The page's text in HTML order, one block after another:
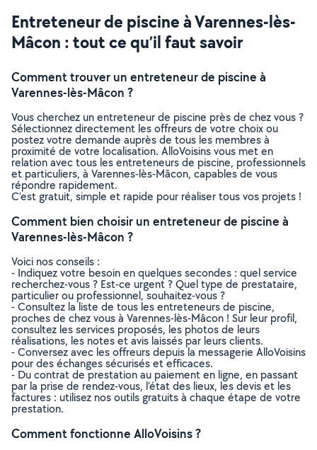
Entreteneur de piscine à Varennes-lès-
Mâcon : tout ce qu’il faut savoir
Comment trouver un entreteneur de piscine à
Varennes-lès-Mâcon ?
Vous cherchez un entreteneur de piscine près de chez vous ?
Sélectionnez directement les offreurs de votre choix ou
postez votre demande auprès de tous les membres à
proximité de votre localisation. AlloVoisins vous met en
relation avec tous les entreteneurs de piscine, professionnels
et particuliers, à Varennes-lès-Mâcon, capables de vous
répondre rapidement.
C’est gratuit, simple et rapide pour réaliser tous vos projets !
Comment bien choisir un entreteneur de piscine à
Varennes-lès-Mâcon ?
Voici nos conseils :
- Indiquez votre besoin en quelques secondes : quel service
recherchez-vous ? Est-ce urgent ? Quel type de prestataire,
particulier ou professionnel, souhaitez-vous ?
- Consultez la liste de tous les entreteneurs de piscine,
proches de chez vous à Varennes-lès-Mâcon ! Sur leur profil,
consultez les services proposés, les photos de leurs
réalisations, les notes et avis laissés par leurs clients.
- Conversez avec les offreurs depuis la messagerie AlloVoisins
pour des échanges sécurisés et efficaces.
- Du contrat de prestation au paiement en ligne, en passant
par la prise de rendez-vous, l’état des lieux, les devis et les
factures : utilisez nos outils gratuits à chaque étape de votre
prestation.
Comment fonctionne AlloVoisins ?